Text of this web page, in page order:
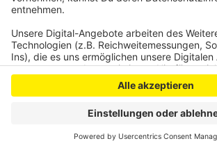
Anzeige
Anzeige